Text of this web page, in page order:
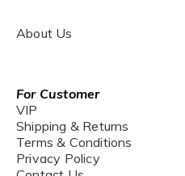
About Us
For Customer
VIP
Shipping & Returns
Terms & Conditions
Privacy Policy